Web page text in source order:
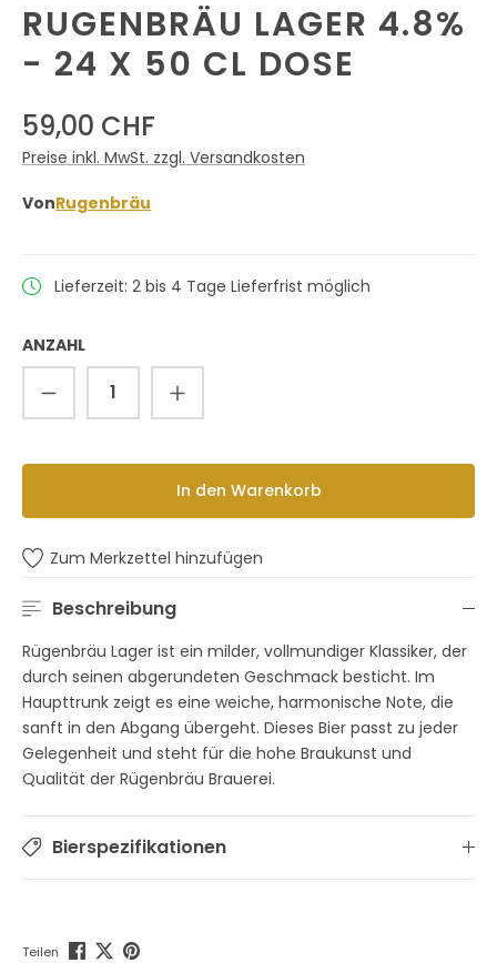
RUGENBRÄU LAGER 4.8%
- 24 X 50 CL DOSE
59,00 CHF
Preise inkl. MwSt. zzgl. Versandkosten
VonRugenbräu
Lieferzeit: 2 bis 4 Tage Lieferfrist möglich
ANZAHL
Produkt Anzahl: Gib den
In den Warenkorb
Zum Merkzettel hinzufügen
Beschreibung
Rügenbräu Lager ist ein milder, vollmundiger Klassiker, der
durch seinen abgerundeten Geschmack besticht. Im
Haupttrunk zeigt es eine weiche, harmonische Note, die
sanft in den Abgang übergeht. Dieses Bier passt zu jeder
Gelegenheit und steht für die hohe Braukunst und
Qualität der Rügenbräu Brauerei.
Bierspezifikationen
Teilen